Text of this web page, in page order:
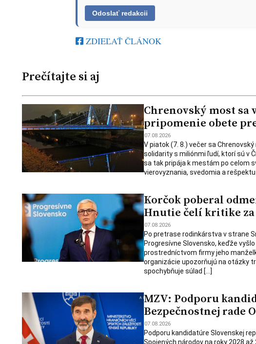
ZDIEĽAŤ ČLÁNOK
Prečítajte si aj
Chrenovský most
pripomenie obete
07.08.2026
V piatok (7. 8.) večer sa
solidarity s miliónmi ľudí, ktorí sú v
sa tak pripája k mestám po celom
vierovyznania, svedomia a rešpektu
Korčok poberal
Hnutie čelí kritike
07.08.2026
Po pretrase rodinkárstva v strane
Progresívne Slovensko, keďže
prostredníctvom firmy jeho
organizácie upozorňujú na otázky
spochybňuje súlad […]
MZV: Podporu
Bezpečnostnej rade
07.08.2026
Podporu kandidatúre Slovenskej
Spojených národov na roky 2028